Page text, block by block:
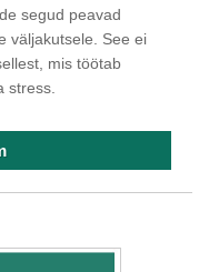
segud peavad
väljakutsele. See ei
mis töötab
stress.